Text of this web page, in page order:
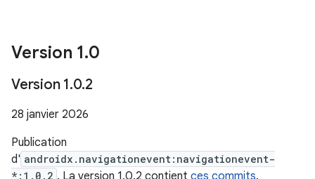
Version 1.0
Version 1.0.2
28 janvier 2026
Publication
d' androidx.navigationevent:navigationevent-
*:1.0.2 . La version 1.0.2 contient ces commits.